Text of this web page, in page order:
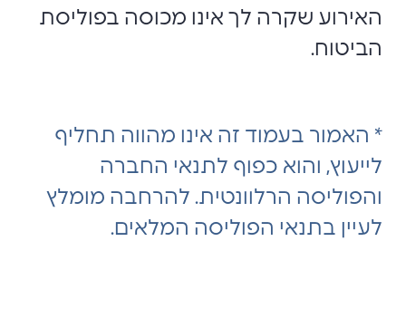
האירוע שקרה לך אינו מכוסה בפוליסת
הביטוח.
* האמור בעמוד זה אינו מהווה תחליף
לייעוץ, והוא כפוף לתנאי החברה
והפוליסה הרלוונטית. להרחבה מומלץ
לעיין בתנאי הפוליסה המלאים.